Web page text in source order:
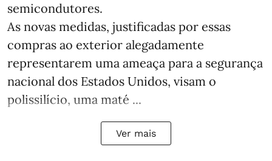
semicondutores.
As novas medidas, justificadas por essas
compras ao exterior alegadamente
representarem uma ameaça para a segurança
nacional dos Estados Unidos, visam o
polissilício, uma maté ...
Ver mais